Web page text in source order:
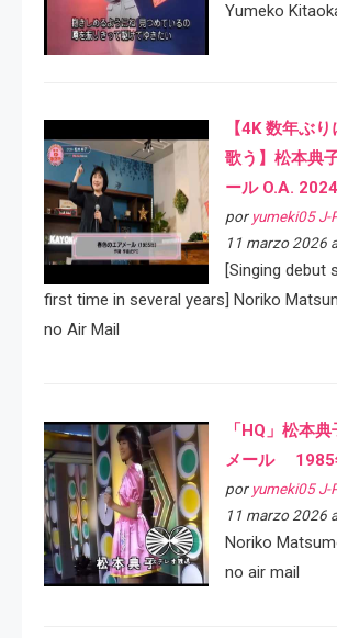
Yumeko
【4K 数年ぶ
歌う】松本典
ール O.A.
por yumeki05 J-
11 marzo 2026
[Singing debut
first time in several years] Noriko
no Air Mail
「HQ」松本
メール 1985
por yumeki05 J-
11 marzo 2026
Noriko
no air mail